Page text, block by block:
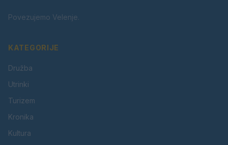
Povezujemo Velenje.
KATEGORIJE
Družba
Utrinki
Turizem
Kronika
Kultura